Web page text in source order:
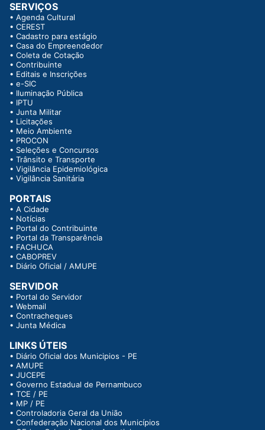
SERVIÇOS
• Agenda Cultural
• CEREST
• Cadastro para estágio
• Casa do Empreendedor
• Coleta de Cotação
• Contribuinte
• Editais e Inscrições
• e-SIC
• Iluminação Pública
• IPTU
• Junta Militar
• Licitações
• Meio Ambiente
• PROCON
• Seleções e Concursos
• Trânsito e Transporte
• Vigilância Epidemiológica
• Vigilância Sanitária
PORTAIS
• A Cidade
• Notícias
• Portal do Contribuinte
• Portal da Transparência
• FACHUCA
• CABOPREV
• Diário Oficial / AMUPE
SERVIDOR
• Portal do Servidor
• Webmail
• Contracheques
• Junta Médica
LINKS ÚTEIS
• Diário Oficial dos Municipios - PE
• AMUPE
• JUCEPE
• Governo Estadual de Pernambuco
• TCE / PE
• MP / PE
• Controladoria Geral da União
• Confederação Nacional dos Municípios